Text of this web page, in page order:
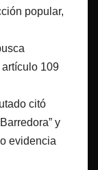
popular,
109
citó
y
evidencia